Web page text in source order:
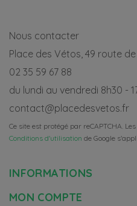
Nous contacter
Place des Vétos, 49 route
02 35 59 67 88
du lundi au vendredi 8h30 -
contact@placedesvetos.fr
Ce site est protégé par reCAPTCHA. Les
Conditions d'utilisation de Google
INFORMATIONS
MON COMPTE